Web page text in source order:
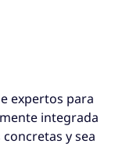
expertos para
integrada
y sea